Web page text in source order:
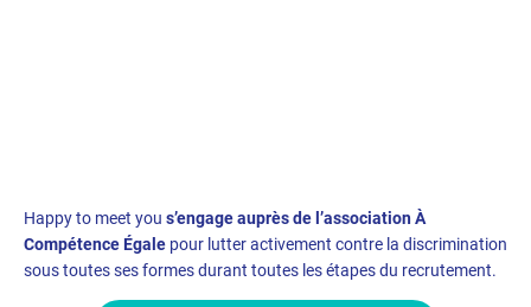
Happy to meet you s’engage auprès de l’association À
Compétence Égale pour lutter activement contre la discrimination
sous toutes ses formes durant toutes les étapes du recrutement.